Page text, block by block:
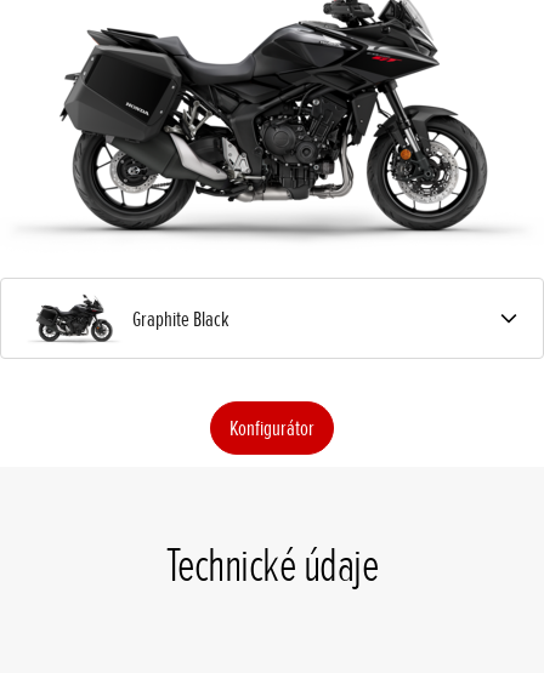
Graphite Black
Konfigurátor
Technické údaje